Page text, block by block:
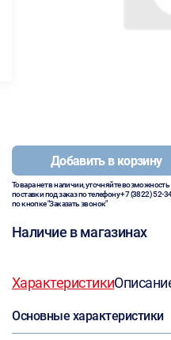
Добавить в корзину
Товара нет в наличии, уточняйте возможность
поставки под заказ по телефону+7 (3822) 52-
по кнопке "Заказать звонок"
Наличие в магазинах
Характеристики
Основные характеристики